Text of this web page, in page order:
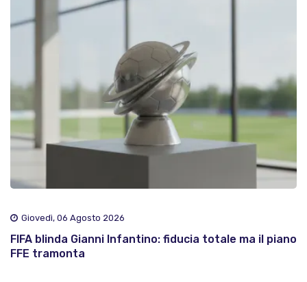
Giovedì, 06 Agosto 2026
FIFA blinda Gianni Infantino: fiducia totale ma il piano
FFE tramonta